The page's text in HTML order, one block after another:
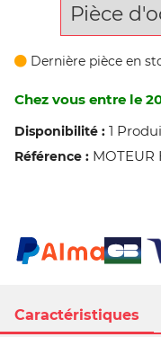
Caractéristiques
Pièce
Dernière pièce en
Chez vous entre le
Disponibilité : 1
Référence : MOTEUR